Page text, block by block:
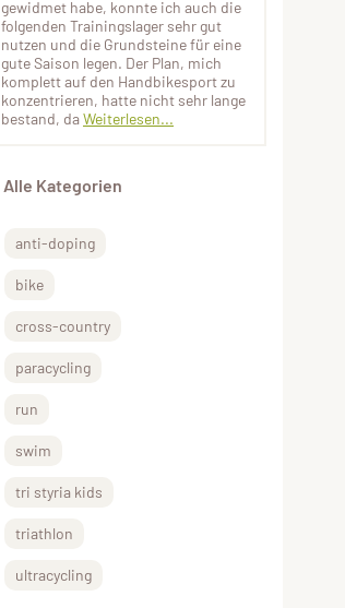
gewidmet habe, konnte ich auch die
folgenden Trainingslager sehr gut
nutzen und die Grundsteine für eine
gute Saison legen. Der Plan, mich
komplett auf den Handbikesport zu
konzentrieren, hatte nicht sehr lange
bestand, daWeiterlesen...
Alle Kategorien
anti-doping
bike
cross-country
paracycling
run
swim
tri styria kids
triathlon
ultracycling